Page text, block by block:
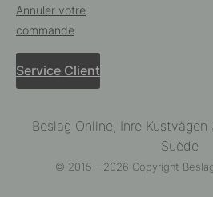
Annuler votre
commande
Service Client
Beslag Online, Inre
Suède
© 2015 - 2026 Copyright